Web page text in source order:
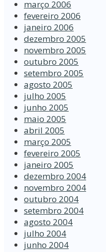
março 2006
fevereiro 2006
janeiro 2006
dezembro 2005
novembro 2005
outubro 2005
setembro 2005
agosto 2005
julho 2005
junho 2005
maio 2005
abril 2005
março 2005
fevereiro 2005
janeiro 2005
dezembro 2004
novembro 2004
outubro 2004
setembro 2004
agosto 2004
julho 2004
junho 2004